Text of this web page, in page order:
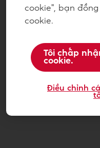
cookie", bạn
cookie.
Tôi chấp
cookie.
Điều chỉnh